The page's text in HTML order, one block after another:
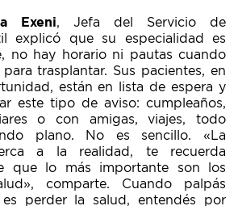
Exeni, Jefa del Servicio de
explicó que su especialidad es
no hay horario ni pautas cuando
trasplantar. Sus pacientes, en
están en lista de espera y
este tipo de aviso: cumpleaños,
o con amigas, viajes, todo
plano. No es sencillo. «La
a la realidad, te recuerda
que lo más importante son los
comparte. Cuando palpás
perder la salud, entendés por